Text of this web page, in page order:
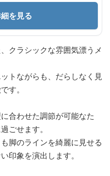
を見る
クラシックな雰囲気漂うメ
トながらも、だらしなく見
す。
合わせた調節が可能なた
ごせます。
脚のラインを綺麗に見せる
印象を演出します。